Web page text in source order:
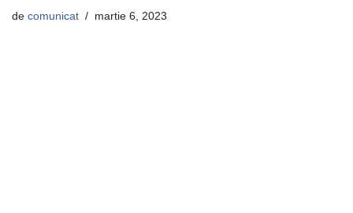
de comunicat martie 6, 2023